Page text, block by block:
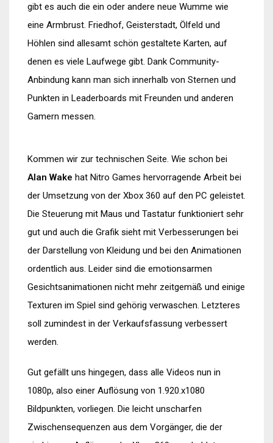
gibt es auch die ein oder andere neue Wumme wie
eine Armbrust. Friedhof, Geisterstadt, Ölfeld und
Höhlen sind allesamt schön gestaltete Karten, auf
denen es viele Laufwege gibt. Dank Community-
Anbindung kann man sich innerhalb von Sternen und
Punkten in Leaderboards mit Freunden und anderen
Gamern messen.
Kommen wir zur technischen Seite. Wie schon bei
Alan Wake hat Nitro Games hervorragende Arbeit bei
der Umsetzung von der Xbox 360 auf den PC geleistet.
Die Steuerung mit Maus und Tastatur funktioniert sehr
gut und auch die Grafik sieht mit Verbesserungen bei
der Darstellung von Kleidung und bei den Animationen
ordentlich aus. Leider sind die emotionsarmen
Gesichtsanimationen nicht mehr zeitgemäß und einige
Texturen im Spiel sind gehörig verwaschen. Letzteres
soll zumindest in der Verkaufsfassung verbessert
werden.
Gut gefällt uns hingegen, dass alle Videos nun in
1080p, also einer Auflösung von 1.920.x1080
Bildpunkten, vorliegen. Die leicht unscharfen
Zwischensequenzen aus dem Vorgänger, die der